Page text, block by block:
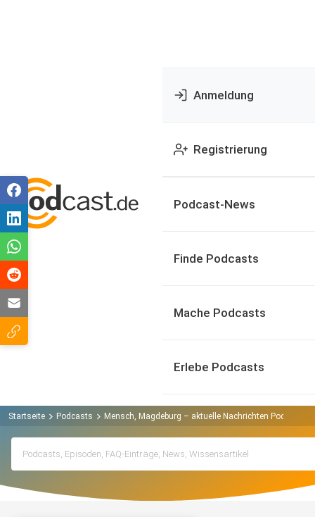
Anmeldung
Registrierung
Podcast-News
Finde Podcasts
Mache Podcasts
Erlebe Podcasts
Startseite Podcasts Mensch, Magdeburg – aktuelle Nachrichten Podcast